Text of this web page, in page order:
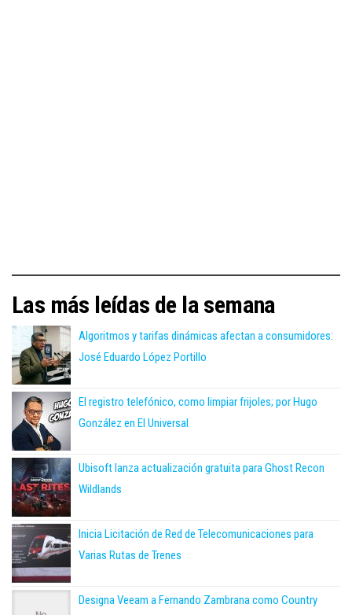
Las más leídas de la semana
Algoritmos y tarifas dinámicas afectan a consumidores:
José Eduardo López Portillo
El registro telefónico, como limpiar frijoles; por Hugo
González en El Universal
Ubisoft lanza actualización gratuita para Ghost Recon
Wildlands
Inicia Licitación de Red de Telecomunicaciones para
Varias Rutas de Trenes
Designa Veeam a Fernando Zambrana como Country